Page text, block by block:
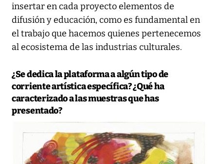
insertar en cada proyecto elementos de
difusión y educación, como es fundamental en
el trabajo que hacemos quienes pertenecemos
al ecosistema de las industrias culturales.
¿Se dedica la plataforma a algún tipo de
corriente artística específica? ¿Qué ha
caracterizado a las muestras que has
presentado?